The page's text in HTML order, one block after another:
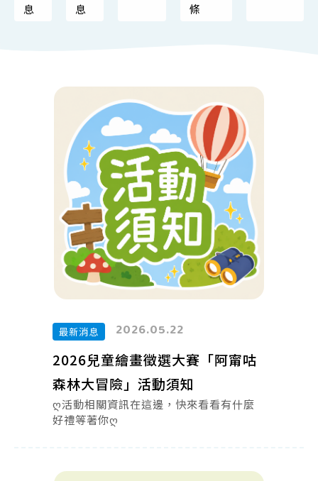
息
息
條
最新消息 2026.05.22
2026兒童繪畫徵選大賽「阿甯咕
森林大冒險」活動須知
ღ活動相關資訊在這邊，快來看看有什麼
好禮等著你ღ